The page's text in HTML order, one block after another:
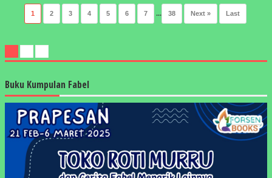
1 2 3 4 5 6 7 ... 38 Next » Last
Buku Kumpulan Fabel